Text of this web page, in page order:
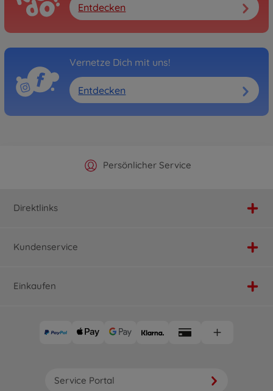
Entdecken
Vernetze Dich mit uns!
Entdecken
Offizieller Hersteller Shop
Persönlicher Service
Versandkostenfrei ab 25€
Schnelle Lieferung
Direktlinks
Kundenservice
Einkaufen
Service Portal